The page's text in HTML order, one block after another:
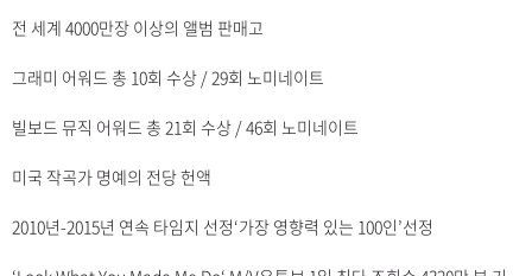
전 세계 4000만장 이상의 앨범 판매고
그래미 어워드 총 10회 수상 / 29회 노미네이트
빌보드 뮤직 어워드 총 21회 수상 / 46회 노미네이트
미국 작곡가 명예의 전당 헌액
2010년-2015년 연속 타임지 선정‘가장 영향력 있는 100인’선정